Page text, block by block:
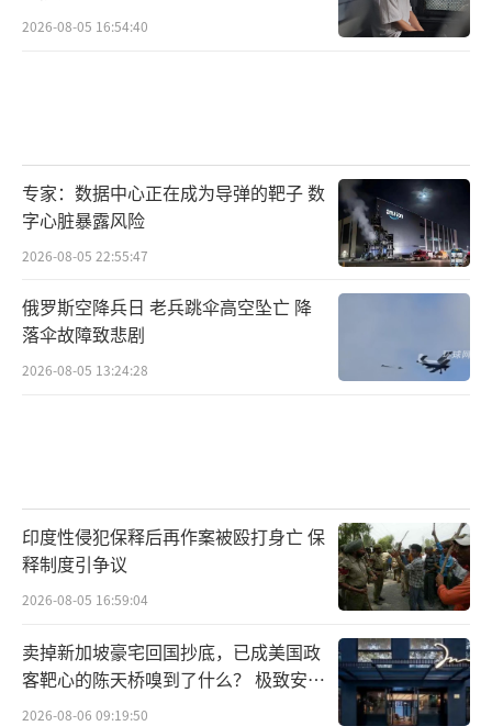
竟比市场预期的鹰派程度更鹰还是更鸽。油价
下跌、核心CPI降温、美伊谈判——鸽派的催化
时间6月18日凌晨揭晓。无论结果如何，这都将
是一个载入美联储历史的重要时刻。（责任编辑：
卢其龙 CM0882）
2026-08-05 16:54:40
专家：数据中心正在成为导弹的靶子 数
字心脏暴露风险
2026-08-05 22:55:47
俄罗斯空降兵日 老兵跳伞高空坠亡 降
落伞故障致悲剧
2026-08-05 13:24:28
印度性侵犯保释后再作案被殴打身亡 保
释制度引争议
2026-08-05 16:59:04
卖掉新加坡豪宅回国抄底，已成美国政
客靶心的陈天桥嗅到了什么？ 极致安全
的追寻
2026-08-06 09:19:50